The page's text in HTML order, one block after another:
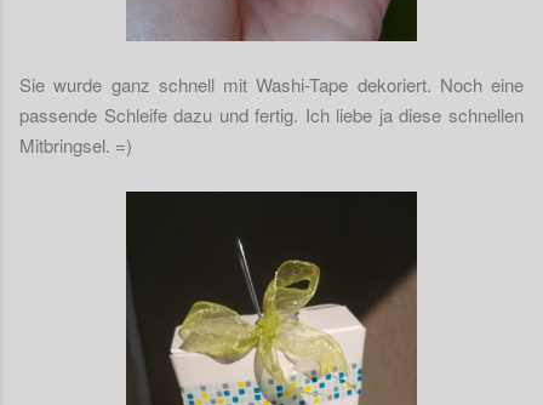
Sie wurde ganz schnell mit Washi-Tape dekoriert. Noch eine
passende Schleife dazu und fertig. Ich liebe ja diese schnellen
Mitbringsel. =)